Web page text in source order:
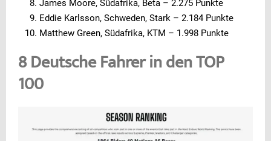
James Moore, Südafrika, Beta – 2.275 Punkte
Eddie Karlsson, Schweden, Stark – 2.184 Punkte
Matthew Green, Südafrika, KTM – 1.998 Punkte
8 Deutsche Fahrer in den TOP
100